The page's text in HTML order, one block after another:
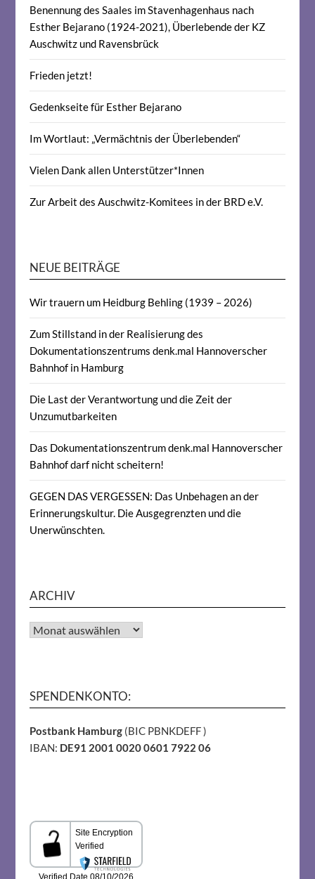
Benennung des Saales im Stavenhagenhaus nach
Esther Bejarano (1924-2021), Überlebende der KZ
Auschwitz und Ravensbrück
Frieden jetzt!
Gedenkseite für Esther Bejarano
Im Wortlaut: „Vermächtnis der Überlebenden“
Vielen Dank allen Unterstützer*Innen
Zur Arbeit des Auschwitz-Komitees in der BRD e.V.
NEUE BEITRÄGE
Wir trauern um Heidburg Behling (1939 – 2026)
Zum Stillstand in der Realisierung des
Dokumentationszentrums denk.mal Hannoverscher
Bahnhof in Hamburg
Die Last der Verantwortung und die Zeit der
Unzumutbarkeiten
Das Dokumentationszentrum denk.mal Hannoverscher
Bahnhof darf nicht scheitern!
GEGEN DAS VERGESSEN: Das Unbehagen an der
Erinnerungskultur. Die Ausgegrenzten und die
Unerwünschten.
ARCHIV
Archiv
SPENDENKONTO:
Postbank Hamburg (BIC PBNKDEFF )
IBAN: DE91 2001 0020 0601 7922 06